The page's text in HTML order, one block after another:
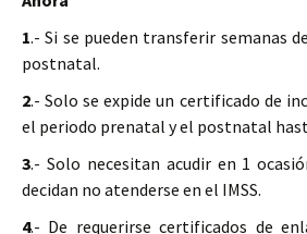
1.- Si se pueden transferir semanas
postnatal.
2.- Solo se expide un certificado de
el periodo prenatal y el postnatal
3.- Solo necesitan acudir en 1
decidan no atenderse en el IMSS.
4.- De requerirse certificados de